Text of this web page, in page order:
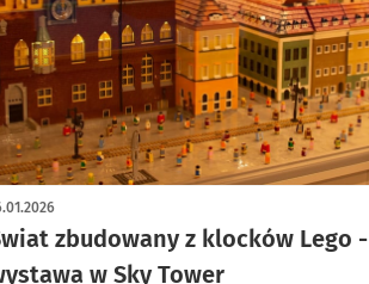
zbudowany z klocków Lego -
w Sky Tower
z galerią zdjęć